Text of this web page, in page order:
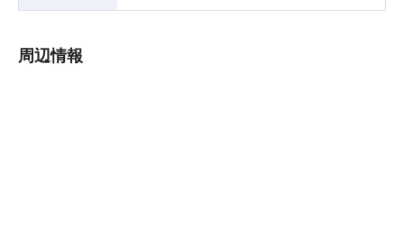
周辺情報